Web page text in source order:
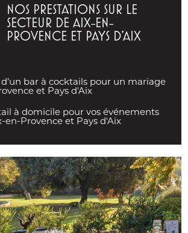
NOS PRESTATIONS SUR LE
SECTEUR DE AIX-EN-
PROVENCE ET PAYS D'AIX
bar à cocktails pour un mariage
et Pays d'Aix
à domicile pour vos événements
en-Provence et Pays d'Aix